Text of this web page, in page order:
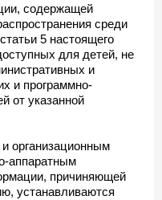
содержащей
среди
5 настоящего
для детей, не
и
и программно-
от указанной
организационным
аппаратным
причиняющей
устанавливаются